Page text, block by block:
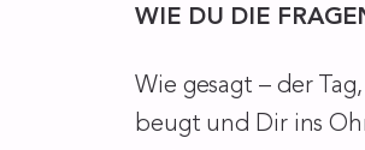
WIE DU DIE
Wie gesagt – der
beugt und Dir ins